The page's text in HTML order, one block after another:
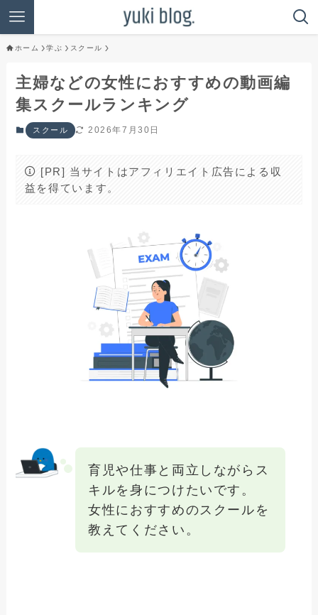
ホーム 学ぶ スクール
主婦などの女性におすすめの動画編
集スクールランキング
スクール 2026年7月30日
[PR] 当サイトはアフィリエイト広告による収
益を得ています。
育児や仕事と両立しながらス
キルを身につけたいです。
女性におすすめのスクールを
教えてください。